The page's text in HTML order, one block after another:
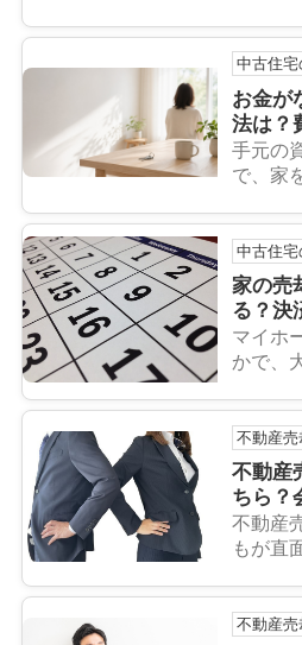
中古住宅
お金が
法は？
も解説
手元の
で、家
中古住宅
家の売
る？決
意点に
マイホ
かで、
不動産売
不動産
ちら？
ついて
不動産
もが直
不動産売